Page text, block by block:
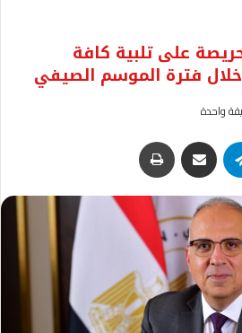
على تلبية كافة
خلال فترة الموسم الصيفي
واحدة
تيلقرام مشاركة عبر البريد